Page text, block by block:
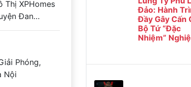
Thị XPHomes
Đan
Phóng,
Nội
Đảo: Hành
Đầy Gây Cấn
Bộ Tứ “Đặc
Nhiệm”